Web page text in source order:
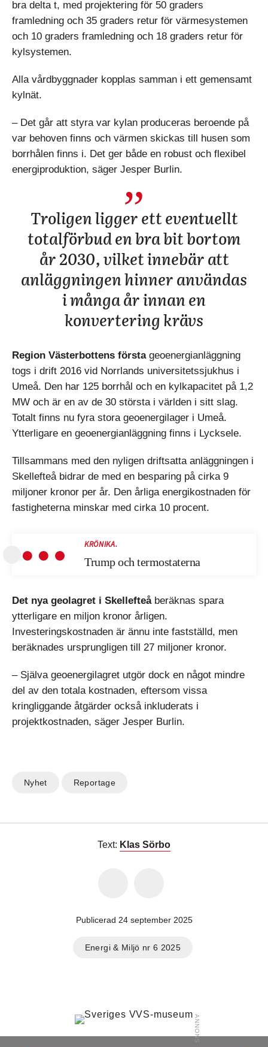
bra delta t, med projektering för 50 graders
framledning och 35 graders retur för värmesystemen
och 10 graders framledning och 18 graders retur för
kylsystemen.
Alla vårdbyggnader kopplas samman i ett gemensamt
kylnät.
– Det går att styra var kylan produceras beroende på
var behoven finns och värmen skickas till husen som
borrhålen finns i. Det ger både en robust och flexibel
energiproduktion, säger Jesper Burlin.
Troligen ligger ett eventuellt
totalförbud en bra bit bortom
år 2030, vilket innebär att
anläggningen hinner användas
i många år innan en
konvertering krävs
Region Västerbottens förstageoenergianläggning
togs i drift 2016 vid Norrlands universitetssjukhus i
Umeå. Den har 125 borrhål och en kylkapacitet på 1,2
MW och är en av de 30 största i världen i sitt slag.
Totalt finns nu fyra stora geoenergilager i Umeå.
Ytterligare en geoenergianläggning finns i Lycksele.
Tillsammans med den nyligen driftsatta anläggningen i
Skellefteå bidrar de med en besparing på cirka 9
miljoner kronor per år. Den årliga energikostnaden för
fastigheterna minskar med cirka 10 procent.
KRÖNIKA.
Trump och termostaterna
Det nya geolagret i Skellefteåberäknas spara
ytterligare en miljon kronor årligen.
Investeringskostnaden är ännu inte fastställd, men
beräknades ursprungligen till 27 miljoner kronor.
– Själva geoenergilagret utgör dock en något mindre
del av den totala kostnaden, eftersom vissa
kringliggande åtgärder också inkluderats i
projektkostnaden, säger Jesper Burlin.
Nyhet Reportage
Text: Klas Sörbo
Publicerad 24 september 2025
Energi & Miljö nr 6 2025